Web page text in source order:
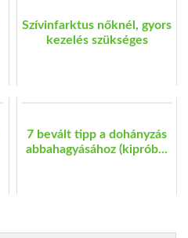
Szívinfarktus nőknél, gyors
kezelés szükséges
7 bevált tipp a dohányzás
abbahagyásához (kiprób...